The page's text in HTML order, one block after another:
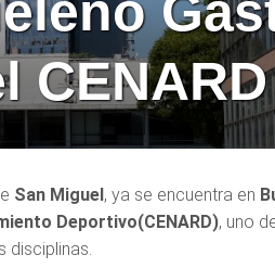
CENARD
San Miguel, ya se encuentra en
Deportivo(CENARD), uno
disciplinas.